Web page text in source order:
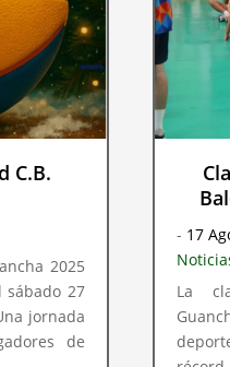
C.B.
2025
sábado 27
jornada
de
- 17
La